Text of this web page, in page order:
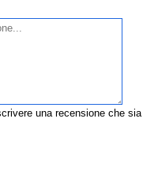
una recensione che sia